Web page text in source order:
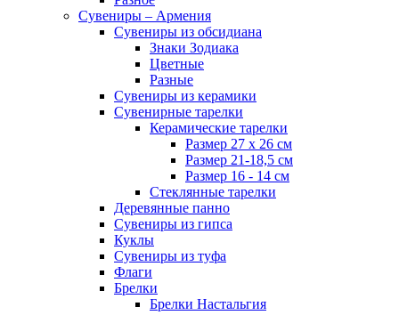
Сувениры – Армения
Сувениры из обсидиана
Знаки Зодиака
Цветные
Разные
Сувениры из керамики
Сувенирные тарелки
Керамические тарелки
Размер 27 х 26 см
Размер 21-18,5 см
Размер 16 - 14 см
Стеклянные тарелки
Деревянные панно
Сувениры из гипса
Куклы
Сувениры из туфа
Флаги
Брелки
Брелки Настальгия